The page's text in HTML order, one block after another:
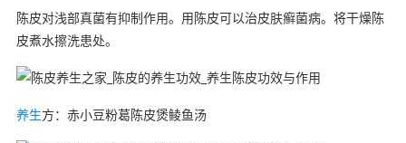
陈皮对浅部真菌有抑制作用。用陈皮可以治皮肤癣菌病。将干燥陈
皮煮水擦洗患处。
养生方：赤小豆粉葛陈皮煲鲮鱼汤